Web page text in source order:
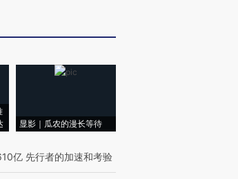
显影｜瓜农的漫长等待
亿 先行者的加速和考验